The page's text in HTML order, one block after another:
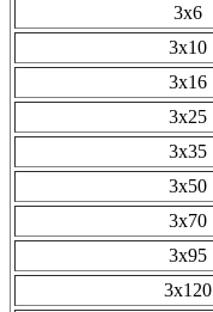
3х6
3х10
3х16
3х25
3х35
3х50
3х70
3х95
3х120